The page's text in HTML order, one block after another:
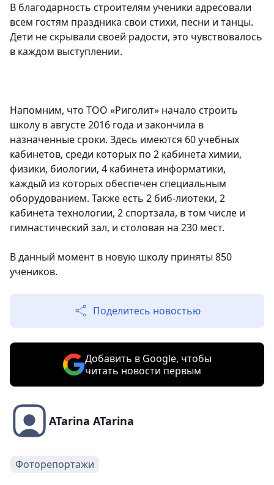
В благодарность строителям ученики адресовали
всем гостям праздника свои стихи, песни и танцы.
Дети не скрывали своей радости, это чувствовалось
в каждом выступлении.
Напомним, что ТОО «Риголит» начало строить
школу в августе 2016 года и закончила в
назначенные сроки. Здесь имеются 60 учебных
кабинетов, среди которых по 2 кабинета химии,
физики, биологии, 4 кабинета информатики,
каждый из которых обеспечен специальным
оборудованием. Также есть 2 биб-лиотеки, 2
кабинета технологии, 2 спортзала, в том числе и
гимнастический зал, и столовая на 230 мест.
В данный момент в новую школу приняты 850
учеников.
Поделитесь новостью
Добавить в Google, чтобы
читать новости первым
ATarina ATarina
Фоторепортажи